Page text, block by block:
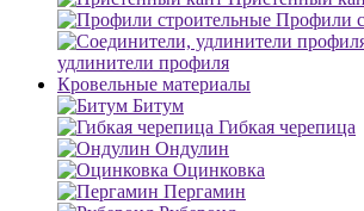
Профили
удлинители профиля
Кровельные материалы
Битум
Гибкая черепица
Ондулин
Оцинковка
Пергамин